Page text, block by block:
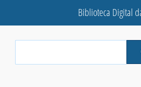
Biblioteca Digital
Terms: